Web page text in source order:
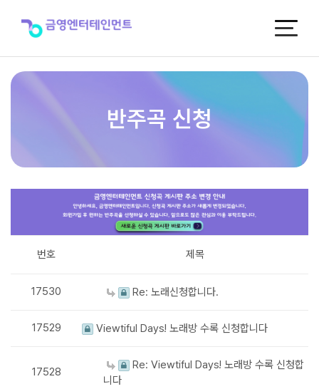
반주곡 신청
번호 제목
17530 Re: 노래신청합니다.
17529 Viewtiful Days! 노래방 수록 신청합니다
17528
Re: Viewtiful Days! 노래방 수록 신청합
니다